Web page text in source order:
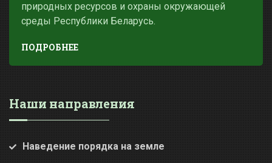
природных ресурсов и охраны окружающей
среды Республики Беларусь.
ПОДРОБНЕЕ
Наши направления
Наведение порядка на земле